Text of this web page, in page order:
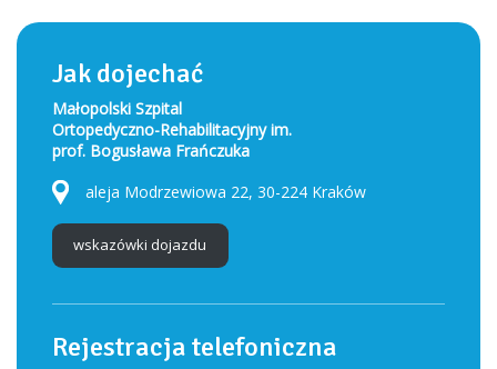
Jak dojechać
Małopolski Szpital
Ortopedyczno-Rehabilitacyjny im.
prof. Bogusława Frańczuka
aleja Modrzewiowa 22, 30-224 Kraków
wskazówki dojazdu
Rejestracja telefoniczna